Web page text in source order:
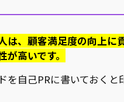
は、顧客満足度の向上に
高いです。
を自己PRに書いておくと